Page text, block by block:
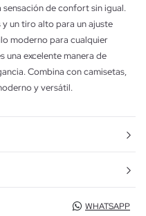
de confort sin igual.
un tiro alto para un ajuste
moderno para cualquier
una excelente manera de
Combina con camisetas,
y versátil.
WHATSAPP